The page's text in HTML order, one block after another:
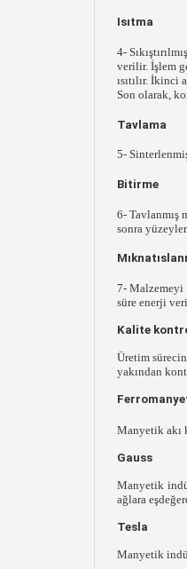
Isıtma
4-
verilir. İşlem
ısıtılır.
Son olarak,
Tavlama
5-
Bitirme
6- Tavlanmış
sonra
7- Malzemeyi
süre enerji
Kalite
Üretim
yakından
Manyetik akı
Gauss
Manyetik
ağlara
Tesla
Manyetik